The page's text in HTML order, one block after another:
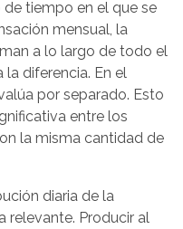
tiempo en el que se
mensual, la
a lo largo de todo el
diferencia. En el
por separado. Esto
entre los
la misma cantidad de
diaria de la
relevante. Producir al